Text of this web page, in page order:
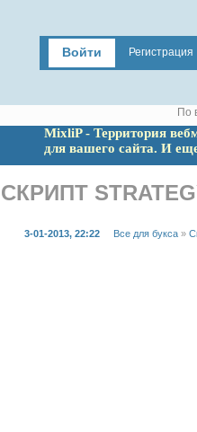
Войти Регистрация
По
MixliP - Территория
для вашего сайта. И
СКРИПТ
3-01-2013, 22:22 Все для букса»